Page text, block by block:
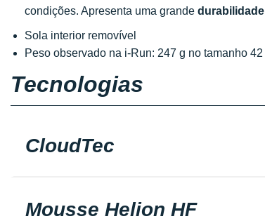
condições. Apresenta uma grande durabilidade
Sola interior removível
Peso observado na i-Run: 247 g no tamanho 42
Tecnologias
CloudTec
Mousse Helion HF